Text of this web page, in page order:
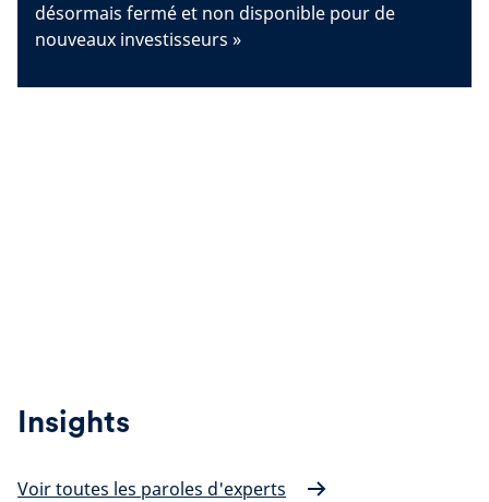
désormais fermé et non disponible pour de
nouveaux investisseurs »
Insights
Voir toutes les paroles d'experts